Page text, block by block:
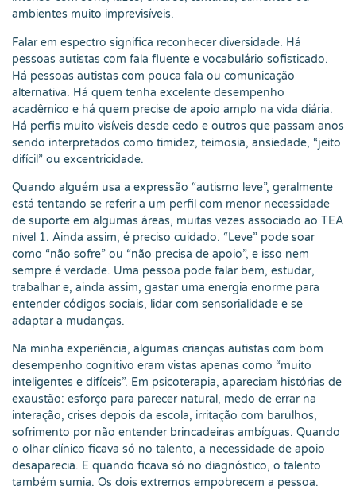
ambientes muito imprevisíveis.
Falar em espectro significa reconhecer diversidade. Há
pessoas autistas com fala fluente e vocabulário sofisticado.
Há pessoas autistas com pouca fala ou comunicação
alternativa. Há quem tenha excelente desempenho
acadêmico e há quem precise de apoio amplo na vida diária.
Há perfis muito visíveis desde cedo e outros que passam anos
sendo interpretados como timidez, teimosia, ansiedade, “jeito
difícil” ou excentricidade.
Quando alguém usa a expressão “autismo leve”, geralmente
está tentando se referir a um perfil com menor necessidade
de suporte em algumas áreas, muitas vezes associado ao TEA
nível 1. Ainda assim, é preciso cuidado. “Leve” pode soar
como “não sofre” ou “não precisa de apoio”, e isso nem
sempre é verdade. Uma pessoa pode falar bem, estudar,
trabalhar e, ainda assim, gastar uma energia enorme para
entender códigos sociais, lidar com sensorialidade e se
adaptar a mudanças.
Na minha experiência, algumas crianças autistas com bom
desempenho cognitivo eram vistas apenas como “muito
inteligentes e difíceis”. Em psicoterapia, apareciam histórias de
exaustão: esforço para parecer natural, medo de errar na
interação, crises depois da escola, irritação com barulhos,
sofrimento por não entender brincadeiras ambíguas. Quando
o olhar clínico ficava só no talento, a necessidade de apoio
desaparecia. E quando ficava só no diagnóstico, o talento
também sumia. Os dois extremos empobrecem a pessoa.